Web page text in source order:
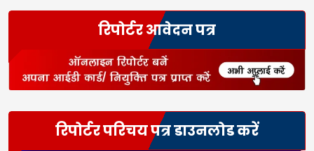
रिपोर्टर आवेदन पत्र
रिपोर्टर परिचय पत्र डाउनलोड करें